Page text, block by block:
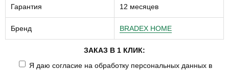
Гарантия 12 месяцев
Бренд BRADEX HOME
ЗАКАЗ В 1 КЛИК:
Я даю согласие на обработку персональных данных в